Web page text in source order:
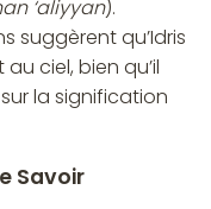
‘aliyyan).
suggèrent qu’Idris
ciel, bien qu’il
la signification
Savoir